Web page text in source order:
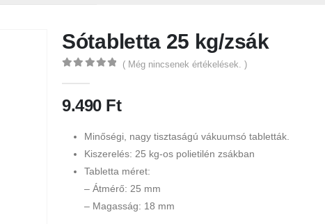
Sótabletta 25 kg/zsák
( Még nincsenek értékelések. )
9.490 Ft
Minőségi, nagy tisztaságú vákuumsó tabletták.
Kiszerelés: 25 kg-os polietilén zsákban
Tabletta méret:
– Átmérő: 25 mm
– Magasság: 18 mm